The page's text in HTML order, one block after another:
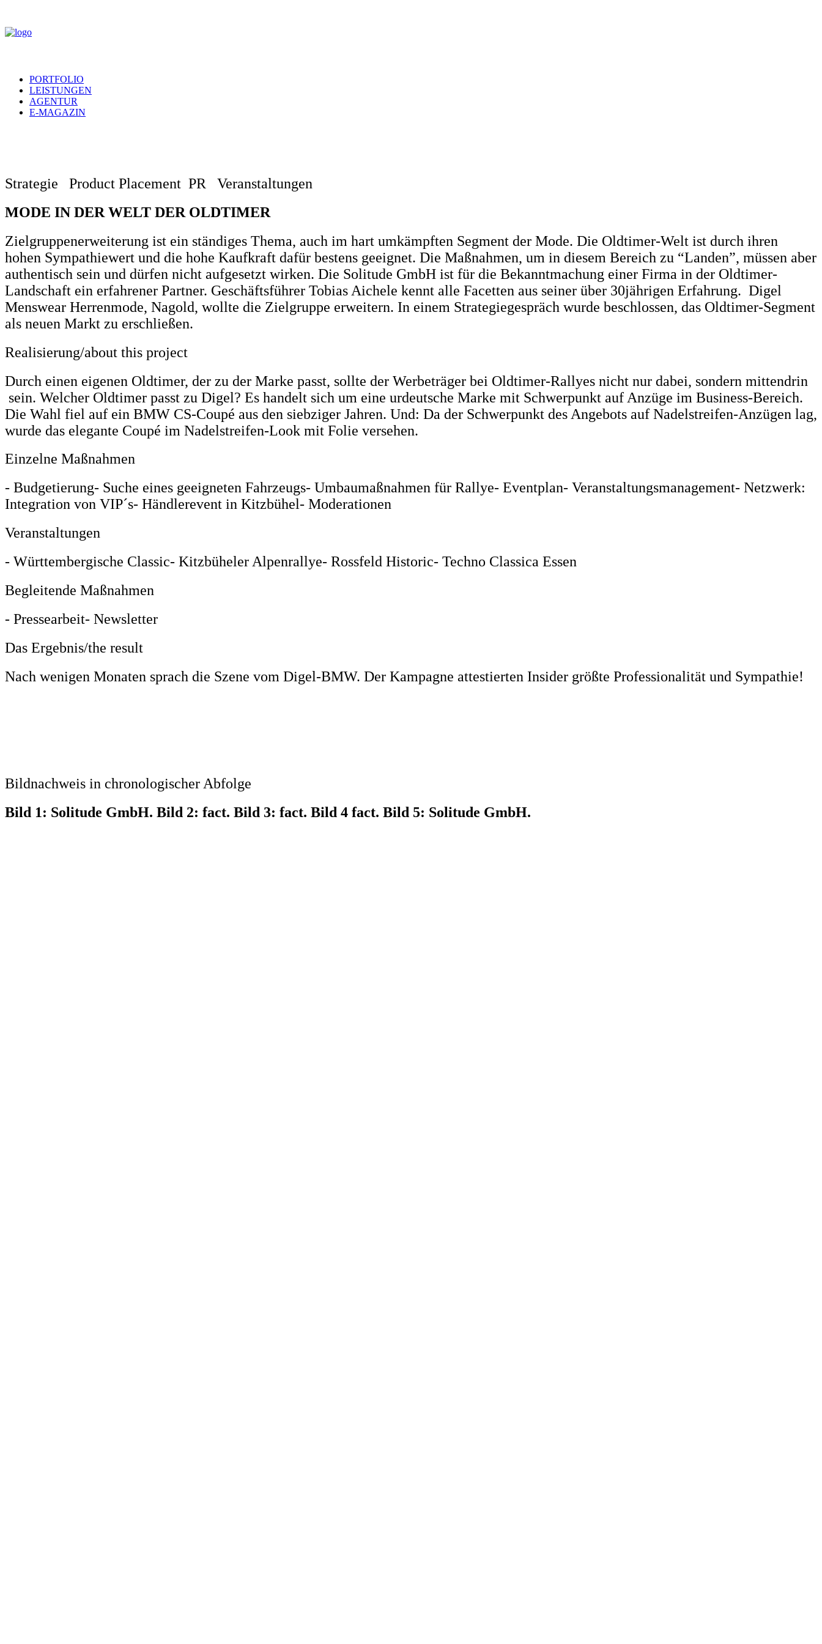
PORTFOLIO
LEISTUNGEN
AGENTUR
E-MAGAZIN
Strategie Product Placement PR Veranstaltungen
MODE IN DER WELT DER OLDTIMER
Zielgruppenerweiterung ist ein ständiges Thema, auch im hart umkämpften Segment der Mode. Die Oldtimer-Welt ist durch ihren
hohen Sympathiewert und die hohe Kaufkraft dafür bestens geeignet. Die Maßnahmen, um in diesem Bereich zu “Landen”, müssen aber
authentisch sein und dürfen nicht aufgesetzt wirken. Die Solitude GmbH ist für die Bekanntmachung einer Firma in der Oldtimer-
Landschaft ein erfahrener Partner. Geschäftsführer Tobias Aichele kennt alle Facetten aus seiner über 30jährigen Erfahrung. Digel
Menswear Herrenmode, Nagold, wollte die Zielgruppe erweitern. In einem Strategiegespräch wurde beschlossen, das Oldtimer-Segment
als neuen Markt zu erschließen.
Realisierung/about this project
Durch einen eigenen Oldtimer, der zu der Marke passt, sollte der Werbeträger bei Oldtimer-Rallyes nicht nur dabei, sondern mittendrin
sein. Welcher Oldtimer passt zu Digel? Es handelt sich um eine urdeutsche Marke mit Schwerpunkt auf Anzüge im Business-Bereich.
Die Wahl fiel auf ein BMW CS-Coupé aus den siebziger Jahren. Und: Da der Schwerpunkt des Angebots auf Nadelstreifen-Anzügen lag,
wurde das elegante Coupé im Nadelstreifen-Look mit Folie versehen.
Einzelne Maßnahmen
- Budgetierung- Suche eines geeigneten Fahrzeugs- Umbaumaßnahmen für Rallye- Eventplan- Veranstaltungsmanagement- Netzwerk:
Integration von VIP´s- Händlerevent in Kitzbühel- Moderationen
Veranstaltungen
- Württembergische Classic- Kitzbüheler Alpenrallye- Rossfeld Historic- Techno Classica Essen
Begleitende Maßnahmen
- Pressearbeit- Newsletter
Das Ergebnis/the result
Nach wenigen Monaten sprach die Szene vom Digel-BMW. Der Kampagne attestierten Insider größte Professionalität und Sympathie!
Bildnachweis in chronologischer Abfolge
Bild 1: Solitude GmbH. Bild 2: fact. Bild 3: fact. Bild 4 fact. Bild 5: Solitude GmbH.